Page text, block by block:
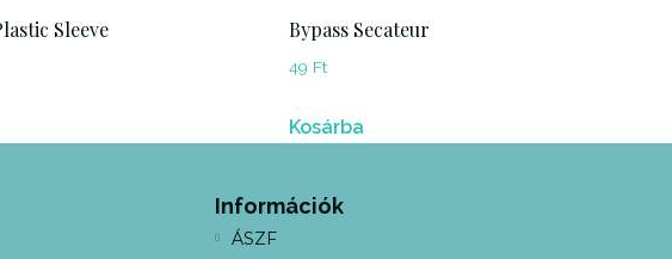
Sleeve Bypass Secateur
49 Ft
Kosárba
Információk
ÁSZF